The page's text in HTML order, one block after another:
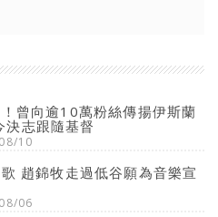
曾向逾10萬粉絲傳揚伊斯蘭
志跟隨基督
10
趙錦牧走過低谷願為音樂宣
06